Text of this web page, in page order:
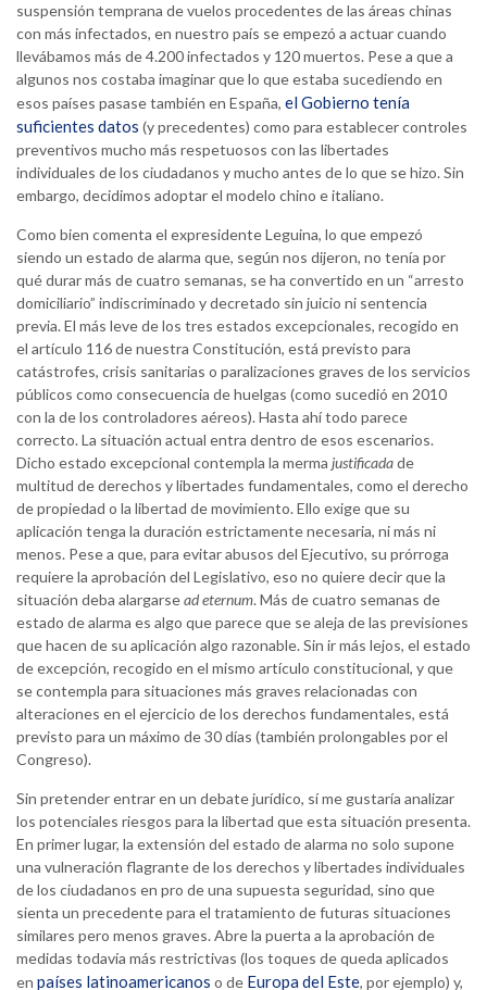
suspensión temprana de vuelos procedentes de las áreas chinas
con más infectados, en nuestro país se empezó a actuar cuando
llevábamos más de 4.200 infectados y 120 muertos. Pese a que a
algunos nos costaba imaginar que lo que estaba sucediendo en
esos países pasase también en España, el Gobierno tenía
suficientes datos (y precedentes) como para establecer controles
preventivos mucho más respetuosos con las libertades
individuales de los ciudadanos y mucho antes de lo que se hizo. Sin
embargo, decidimos adoptar el modelo chino e italiano.
Como bien comenta el expresidente Leguina, lo que empezó
siendo un estado de alarma que, según nos dijeron, no tenía por
qué durar más de cuatro semanas, se ha convertido en un “arresto
domiciliario” indiscriminado y decretado sin juicio ni sentencia
previa. El más leve de los tres estados excepcionales, recogido en
el artículo 116 de nuestra Constitución, está previsto para
catástrofes, crisis sanitarias o paralizaciones graves de los servicios
públicos como consecuencia de huelgas (como sucedió en 2010
con la de los controladores aéreos). Hasta ahí todo parece
correcto. La situación actual entra dentro de esos escenarios.
Dicho estado excepcional contempla la merma justificadade
multitud de derechos y libertades fundamentales, como el derecho
de propiedad o la libertad de movimiento. Ello exige que su
aplicación tenga la duración estrictamente necesaria, ni más ni
menos. Pese a que, para evitar abusos del Ejecutivo, su prórroga
requiere la aprobación del Legislativo, eso no quiere decir que la
situación deba alargarsead eternum. Más de cuatro semanas de
estado de alarma es algo que parece que se aleja de las previsiones
que hacen de su aplicación algo razonable. Sin ir más lejos, el estado
de excepción, recogido en el mismo artículo constitucional, y que
se contempla para situaciones más graves relacionadas con
alteraciones en el ejercicio de los derechos fundamentales, está
previsto para un máximo de 30 días (también prolongables por el
Congreso).
Sin pretender entrar en un debate jurídico, sí me gustaría analizar
los potenciales riesgos para la libertad que esta situación presenta.
En primer lugar, la extensión del estado de alarma no solo supone
una vulneración flagrante de los derechos y libertades individuales
de los ciudadanos en pro de una supuesta seguridad, sino que
sienta un precedente para el tratamiento de futuras situaciones
similares pero menos graves. Abre la puerta a la aprobación de
medidas todavía más restrictivas (los toques de queda aplicados
en países latinoamericanos o de Europa del Este, por ejemplo) y,